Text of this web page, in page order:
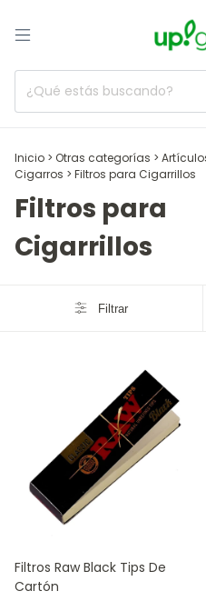
Inicio > Otras categorías >
Cigarros > Filtros para Cigarrillos
Filtros para
Cigarrillos
Filtrar
Filtros Raw Black Tips De
Cartón